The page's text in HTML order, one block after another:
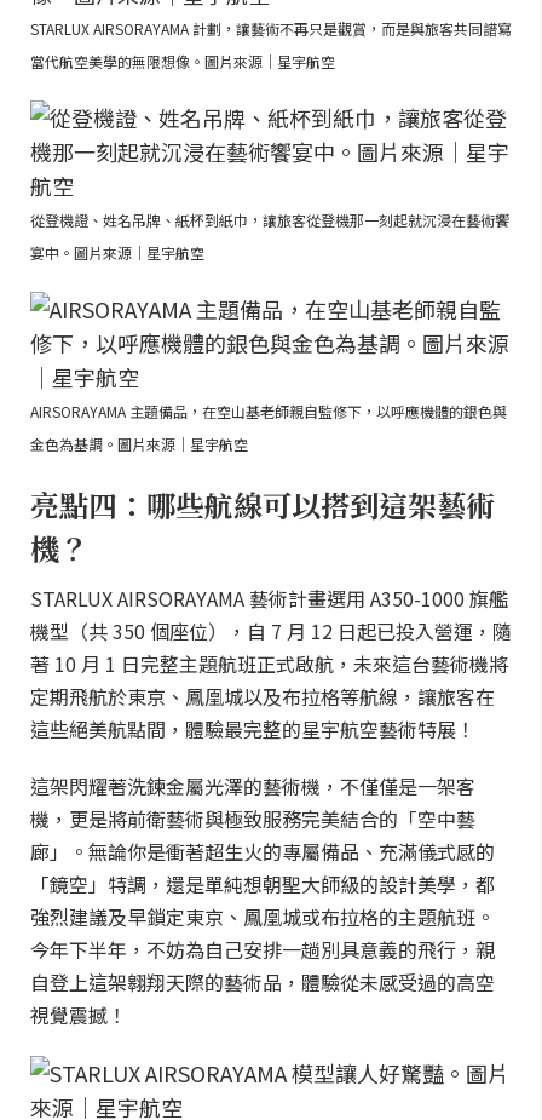
STARLUX AIRSORAYAMA 計劃，讓藝術不再只是觀賞，而是與旅客共同譜寫
當代航空美學的無限想像。圖片來源｜星宇航空
從登機證、姓名吊牌、紙杯到紙巾，讓旅客從登機那一刻起就沉浸在藝術饗
宴中。圖片來源｜星宇航空
AIRSORAYAMA 主題備品，在空山基老師親自監修下，以呼應機體的銀色與
金色為基調。圖片來源｜星宇航空
亮點四：哪些航線可以搭到這架藝術
機？
STARLUX AIRSORAYAMA 藝術計畫選用 A350-1000 旗艦
機型（共 350 個座位），自 7 月 12 日起已投入營運，隨
著 10 月 1 日完整主題航班正式啟航，未來這台藝術機將
定期飛航於東京、鳳凰城以及布拉格等航線，讓旅客在
這些絕美航點間，體驗最完整的星宇航空藝術特展！
這架閃耀著洗鍊金屬光澤的藝術機，不僅僅是一架客
機，更是將前衛藝術與極致服務完美結合的「空中藝
廊」。無論你是衝著超生火的專屬備品、充滿儀式感的
「鏡空」特調，還是單純想朝聖大師級的設計美學，都
強烈建議及早鎖定東京、鳳凰城或布拉格的主題航班。
今年下半年，不妨為自己安排一趟別具意義的飛行，親
自登上這架翱翔天際的藝術品，體驗從未感受過的高空
視覺震撼！